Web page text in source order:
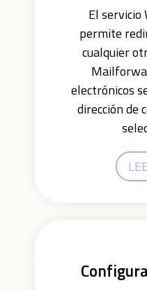
El
permite
cualquier
electrónicos
dirección de